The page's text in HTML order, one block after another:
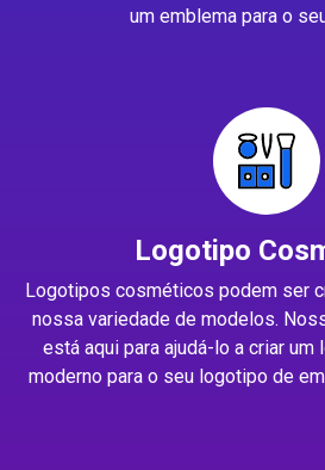
um emblema para o
Logotipo
Logotipos cosméticos podem ser
nossa variedade de modelos.
está aqui para ajudá-lo a criar
moderno para o seu logotipo de